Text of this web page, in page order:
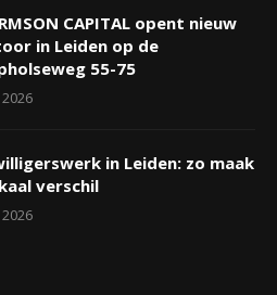
CAPITAL opent nieuw
in Leiden op de
55-75
in Leiden: zo maak
verschil